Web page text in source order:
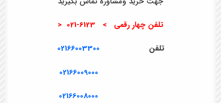
تلفن چهار رقمی > 6123-021 <
تلفن 02166003300
02166009000
02166008000